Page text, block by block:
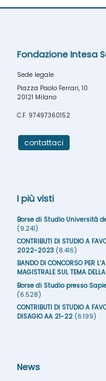
Fondazione Intesa
Sede legale
Piazza Paolo Ferrari, 10
20121 Milano
C.F. 97497360152
contattaci
I più visti
Borse di Studio Università
(9.241)
CONTRIBUTI DI STUDIO A
2022-2023 (8.416)
BANDO DI CONCORSO PER
MAGISTRALE SUL TEMA
Borse di Studio presso
(6.528)
CONTRIBUTI DI STUDIO A
DISAGIO AA 21-22 (6.199)
News